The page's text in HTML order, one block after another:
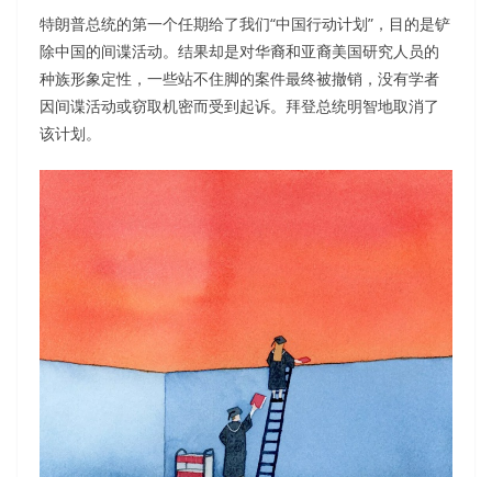
特朗普总统的第一个任期给了我们“中国行动计划”，目的是铲
除中国的间谍活动。结果却是对华裔和亚裔美国研究人员的
种族形象定性，一些站不住脚的案件最终被撤销，没有学者
因间谍活动或窃取机密而受到起诉。拜登总统明智地取消了
该计划。